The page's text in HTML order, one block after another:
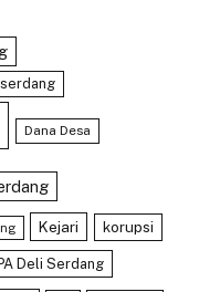
Dana Desa
Kejari korupsi
Deli Serdang